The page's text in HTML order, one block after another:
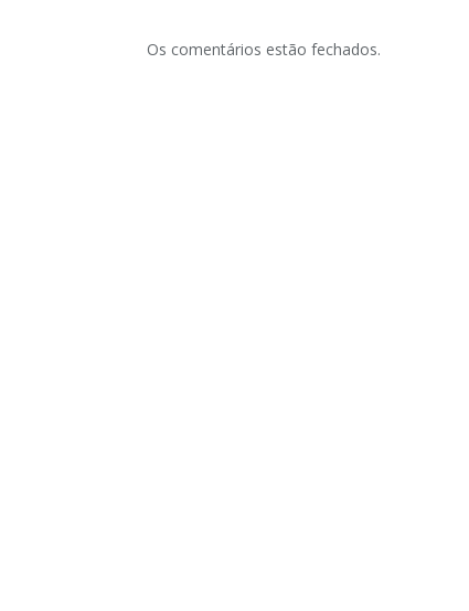
Os comentários estão fechados.